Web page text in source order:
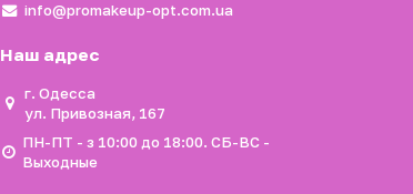
info@promakeup-opt.com.ua
Наш адрес
г. Одесса
ул. Привозная, 167
ПН-ПТ - з 10:00 до 18:00. СБ-ВС -
Выходные